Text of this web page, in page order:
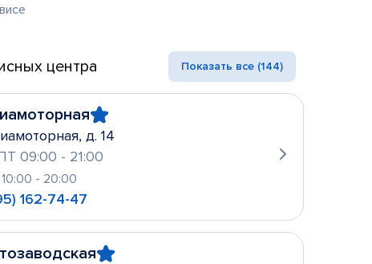
центра Показать все (144)
д. 14
09:00 - 21:00
- 20:00
162-74-47